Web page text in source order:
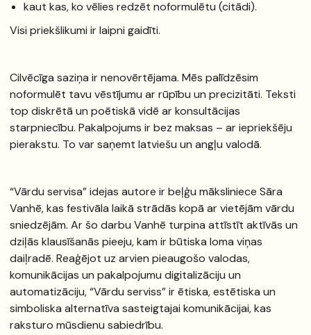
kaut kas, ko vēlies redzēt noformulētu (citādi).
Visi priekšlikumi ir laipni gaidīti.
Cilvēcīga saziņa ir nenovērtējama. Mēs palīdzēsim
noformulēt tavu vēstījumu ar rūpību un precizitāti. Teksti
top diskrētā un poētiskā vidē ar konsultācijas
starpniecību. Pakalpojums ir bez maksas – ar iepriekšēju
pierakstu. To var saņemt latviešu un angļu valodā.
“Vārdu servisa” idejas autore ir beļģu māksliniece Sāra
Vanhē, kas festivāla laikā strādās kopā ar vietējām vārdu
sniedzējām. Ar šo darbu Vanhē turpina attīstīt aktīvās un
dziļās klausīšanās pieeju, kam ir būtiska loma viņas
daiļradē. Reaģējot uz arvien pieaugošo valodas,
komunikācijas un pakalpojumu digitalizāciju un
automatizāciju, “Vārdu serviss” ir ētiska, estētiska un
simboliska alternatīva sasteigtajai komunikācijai, kas
raksturo mūsdienu sabiedrību.